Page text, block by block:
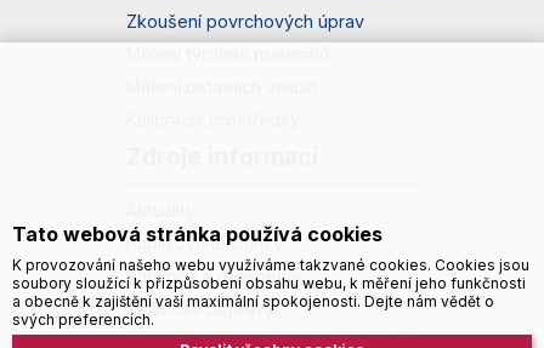
Zkoušení povrchových úprav
Publikované články
Katalogy a prospekty
Možnosti dopravy
Zásady zpracování osobních údajů
Tato webová stránka používá cookies
K provozování našeho webu využíváme takzvané cookies. Cookies jsou
soubory sloužící k přizpůsobení obsahu webu, k měření jeho funkčnosti
a obecně k zajištění vaší maximální spokojenosti. Dejte nám vědět o
svých preferencích.